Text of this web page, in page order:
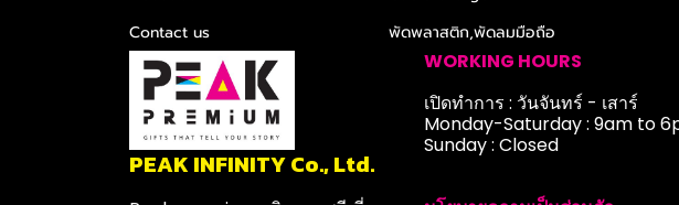
Contact us
พัดพลาสติก,พัดลมมือถือ
PEAK INFINITY Co., Ltd.
WORKING HOURS
เปิดทำการ : วันจันทร์ - เสาร์
Monday-Saturday : 9am to
Sunday : Closed